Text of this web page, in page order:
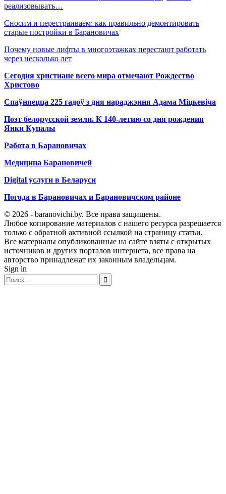
реализовывать…
Сносим и перестраиваем: как правильно демонтировать
старые постройки в Барановичах
Почему новые лифты в многоэтажках перестают работать
через несколько лет
Сегодня христиане всего мира отмечают Рождество
Христово
Спаўняецца 225 гадоў з дня нараджэння Адама Міцкевіча
Поэт белорусской земли. К 140-летию со дня рождения
Янки Купалы
Работа в Барановичах
Медицина Барановичей
Digital услуги в Беларуси
Погода в Барановичах и Барановичском районе
© 2026 - baranovichi.by. Все права защищены.
Любое копирование материалов с нашего ресурса разрешается
только с обратной активной ссылкой на страницу статьи.
Все материалы опубликованные на сайте взяты с открытых
источников и других порталов интернета, все права на
авторство принадлежат их законным владельцам.
Sign in